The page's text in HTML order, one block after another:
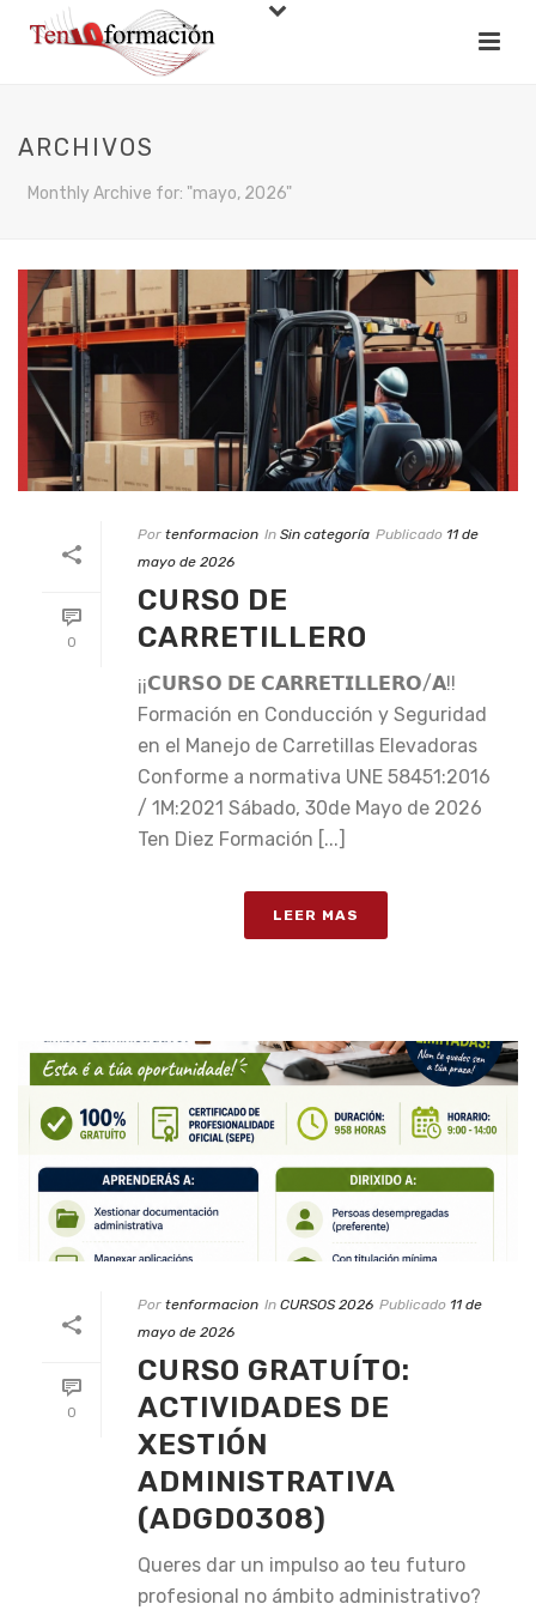
ARCHIVOS
Monthly Archive for: "mayo, 2026"
0
Por tenformacion In Sin categoría Publicado 11 de
mayo de 2026
CURSO DE
CARRETILLERO
¡¡𝗖𝗨𝗥𝗦𝗢 𝗗𝗘 𝗖𝗔𝗥𝗥𝗘𝗧𝗜𝗟𝗟𝗘𝗥𝗢/𝗔!!
Formación en Conducción y Seguridad
en el Manejo de Carretillas Elevadoras
Conforme a normativa UNE 58451:2016
/ 1M:2021 Sábado, 30de Mayo de 2026
Ten Diez Formación [...]
LEER MAS
0
Por tenformacion In CURSOS 2026 Publicado 11 de
mayo de 2026
CURSO GRATUÍTO:
ACTIVIDADES DE
XESTIÓN
ADMINISTRATIVA
(ADGD0308)
Queres dar un impulso ao teu futuro
profesional no ámbito administrativo?